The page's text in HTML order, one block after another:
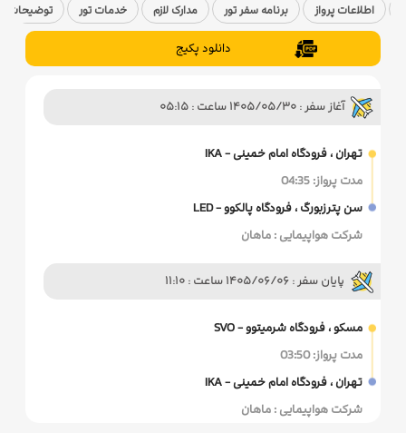
اطلاعات پرواز برنامه سفر تور مدارک لازم خدمات تور توضیحات
دانلود پکیج
آغاز سفر : 1405/05/30 ساعت : 05:15
تهران ، فرودگاه امام خمینی - IKA
مدت پرواز: 04:35
سن‌ پترزبورگ ، فرودگاه پالکوو - LED
شرکت هواپیمایی : ماهان
پایان سفر : 1405/06/06 ساعت : 11:10
مسکو ، فرودگاه شرمیتوو - SVO
مدت پرواز: 03:50
تهران ، فرودگاه امام خمینی - IKA
شرکت هواپیمایی : ماهان